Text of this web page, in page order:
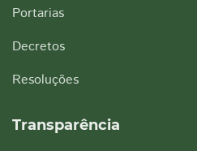
Portarias
Decretos
Resoluções
Transparência